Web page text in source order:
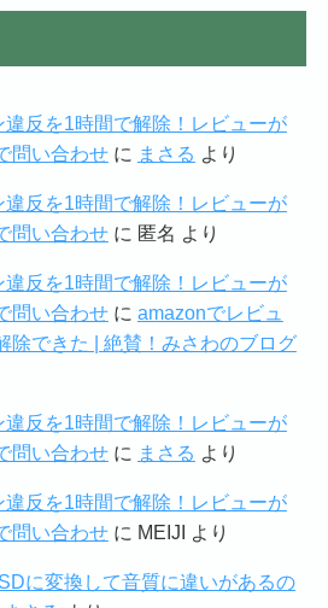
反を1時間で解除！レビューが
問い合わせに まさる より
反を1時間で解除！レビューが
問い合わせに 匿名 より
反を1時間で解除！レビューが
問い合わせに amazonでレビュ
除できた | 絶賛！みさわのブログ
反を1時間で解除！レビューが
問い合わせに まさる より
反を1時間で解除！レビューが
問い合わせに MEIJI より
に変換して音質に違いがあるの